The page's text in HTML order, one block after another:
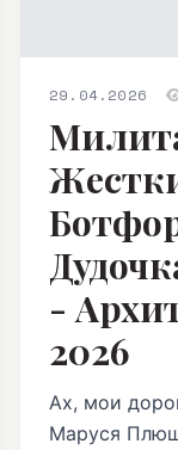
29.04.2026
-
2026
Ах, мои
Маруся